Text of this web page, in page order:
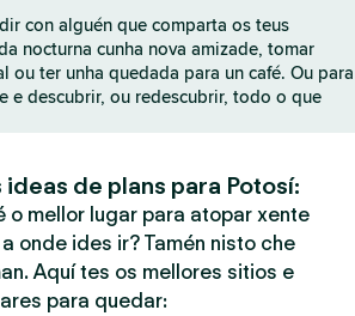
con alguén que comparta os teus
nocturna cunha nova amizade, tomar
ou ter unha quedada para un café. Ou para
e descubrir, ou redescubrir, todo o que
ideas de plans para Potosí:
o mellor lugar para atopar xente
onde ides ir? Tamén nisto che
Aquí tes os mellores sitios e
para quedar: